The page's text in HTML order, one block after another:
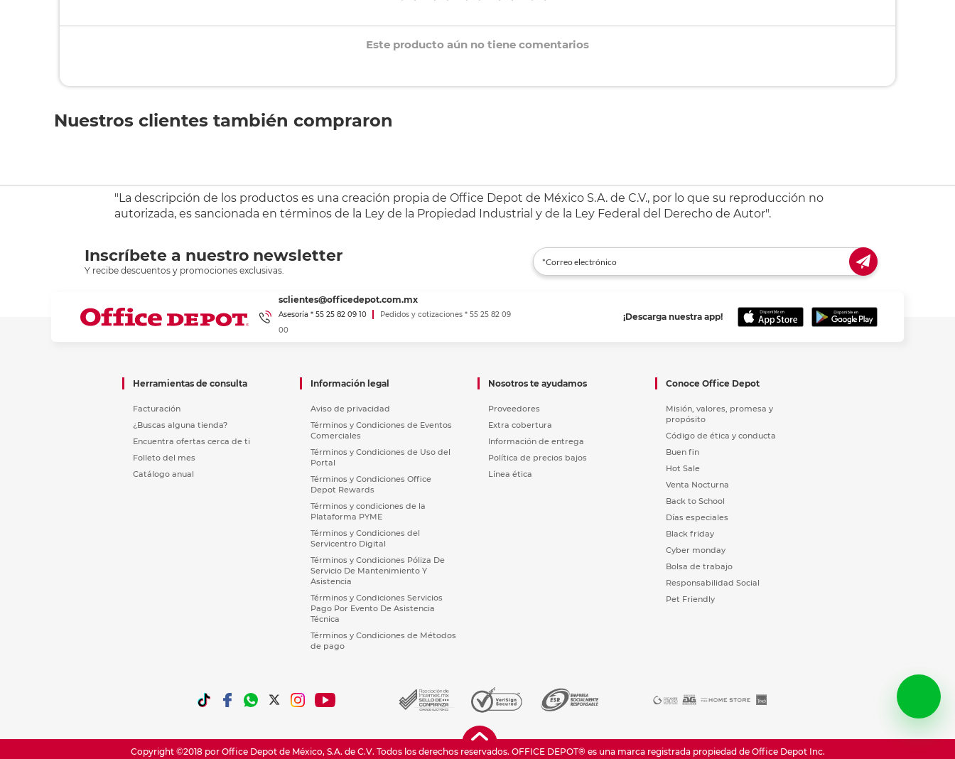
Este producto aún no tiene comentarios
Nuestros clientes también compraron
"La descripción de los productos es una creación propia de Office Depot de México S.A. de C.V., por lo que su reproducción no
autorizada, es sancionada en términos de la Ley de la Propiedad Industrial y de la Ley Federal del Derecho de Autor".
Inscríbete a nuestro newsletter
Y recibe descuentos y promociones exclusivas.
¡Descarga nuestra app!
sclientes@officedepot.com.mx
Asesoría * 55 25 82 09 10
Pedidos y cotizaciones * 55 25 82 09
00
Herramientas de consulta
Facturación
¿Buscas alguna tienda?
Encuentra ofertas cerca de ti
Folleto del mes
Catálogo anual
Información legal
Aviso de privacidad
Términos y Condiciones de Eventos
Comerciales
Términos y Condiciones de Uso del
Portal
Términos y Condiciones Office
Depot Rewards
Términos y condiciones de la
Plataforma PYME
Términos y Condiciones del
Servicentro Digital
Términos y Condiciones Póliza De
Servicio De Mantenimiento Y
Asistencia
Términos y Condiciones Servicios
Pago Por Evento De Asistencia
Técnica
Términos y Condiciones de Métodos
de pago
Nosotros te ayudamos
Proveedores
Extra cobertura
Información de entrega
Política de precios bajos
Línea ética
Conoce Office Depot
Misión, valores, promesa y
propósito
Código de ética y conducta
Buen fin
Hot Sale
Venta Nocturna
Back to School
Días especiales
Black friday
Cyber monday
Bolsa de trabajo
Responsabilidad Social
Pet Friendly
Copyright ©2018 por Office Depot de México, S.A. de C.V. Todos los derechos reservados. OFFICE DEPOT® es una marca registrada propiedad de Office Depot Inc.